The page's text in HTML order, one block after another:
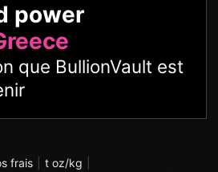
power
que BullionVault est
frais
t oz/kg